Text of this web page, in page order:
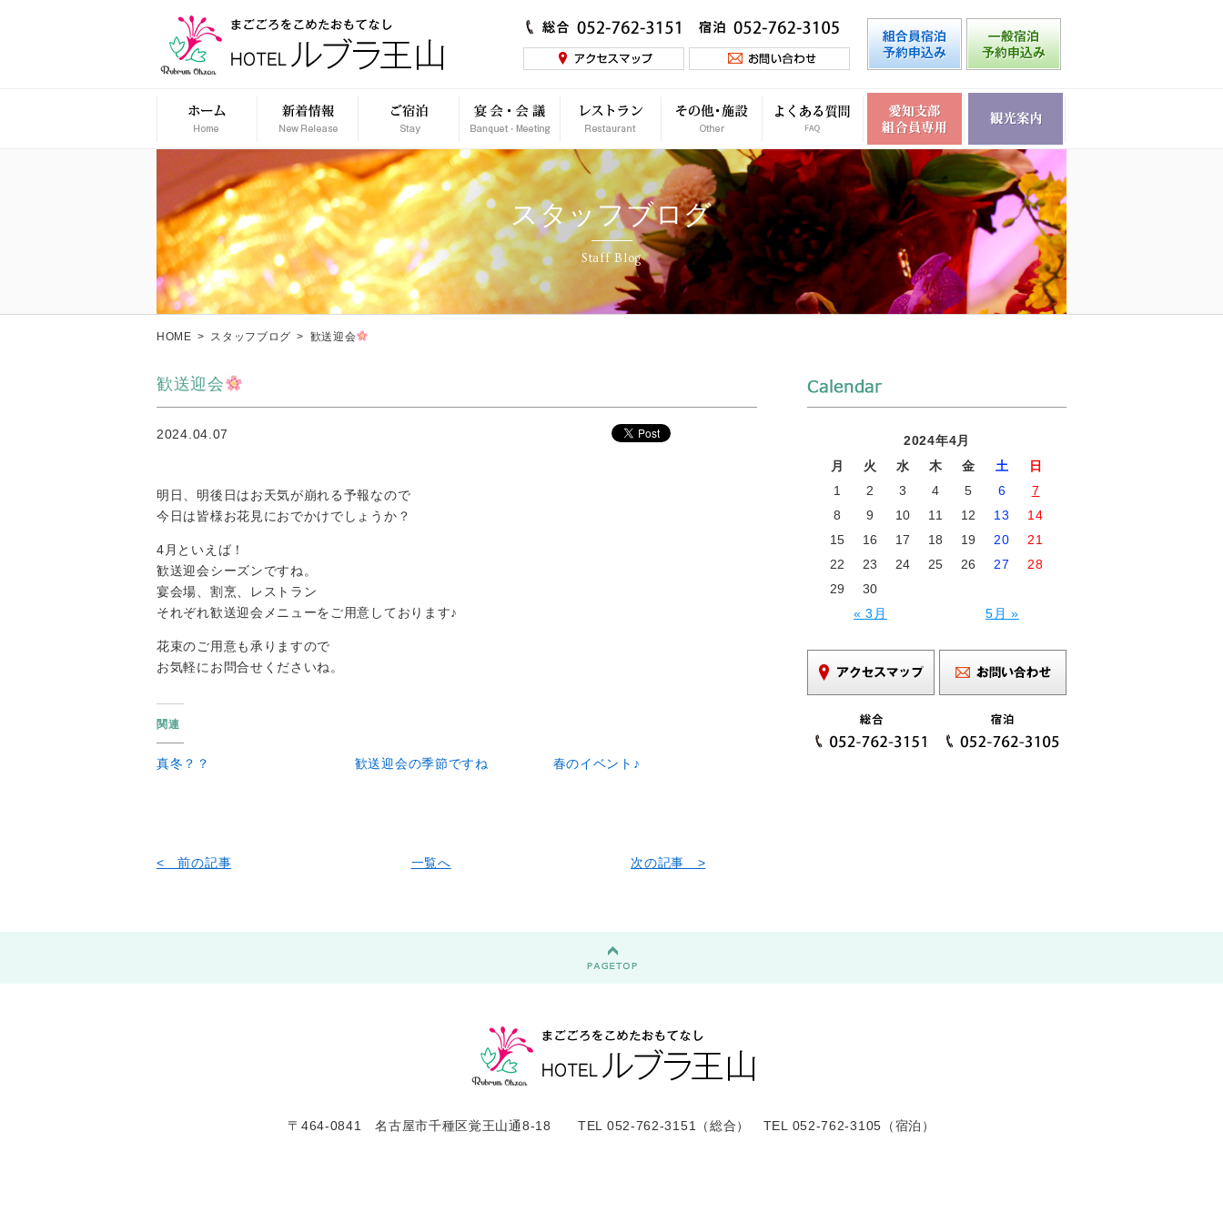
スタッフブログ
Staff Blog
HOME > スタッフブログ > 歓送迎会
歓送迎会
2024.04.07
明日、明後日はお天気が崩れる予報なので
今日は皆様お花見におでかけでしょうか？
4月といえば！
歓送迎会シーズンですね。
宴会場、割烹、レストラン
それぞれ歓送迎会メニューをご用意しております♪
花束のご用意も承りますので
お気軽にお問合せくださいね。
関連
真冬？？ 歓送迎会の季節ですね 春のイベント♪
< 前の記事 一覧へ 次の記事 >
2024年4月
月
火 水 木 金 土 日
« 3月 5月 »
1 2 3 4 5 6
7
8
9 10 11 12 13
14
15
16 17 18 19 20
21
22
23 24 25 26 27
28
29
30
〒464-0841 名古屋市千種区覚王山通8-18 TEL 052-762-3151（総合） TEL 052-762-3105（宿泊）